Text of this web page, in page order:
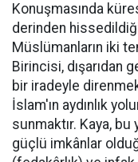
Konuşmasında
derinden
Müslümanların iki
Birincisi, dışarıdan
bir iradeyle
İslam'ın aydınlık
sunmaktır. Kaya,
güçlü imkânlar